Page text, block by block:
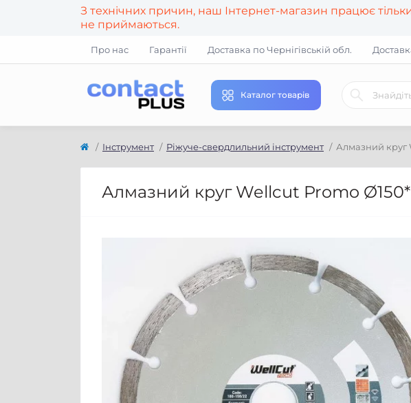
З технічних причин, наш Інтернет-магазин працює
не приймаються.
Про нас Гарантії Доставка по Чернігівській обл.
Каталог товарів
Інструмент Ріжуче-свердлильний інструмент Алмазний круг
Алмазний круг Wellcut Promo